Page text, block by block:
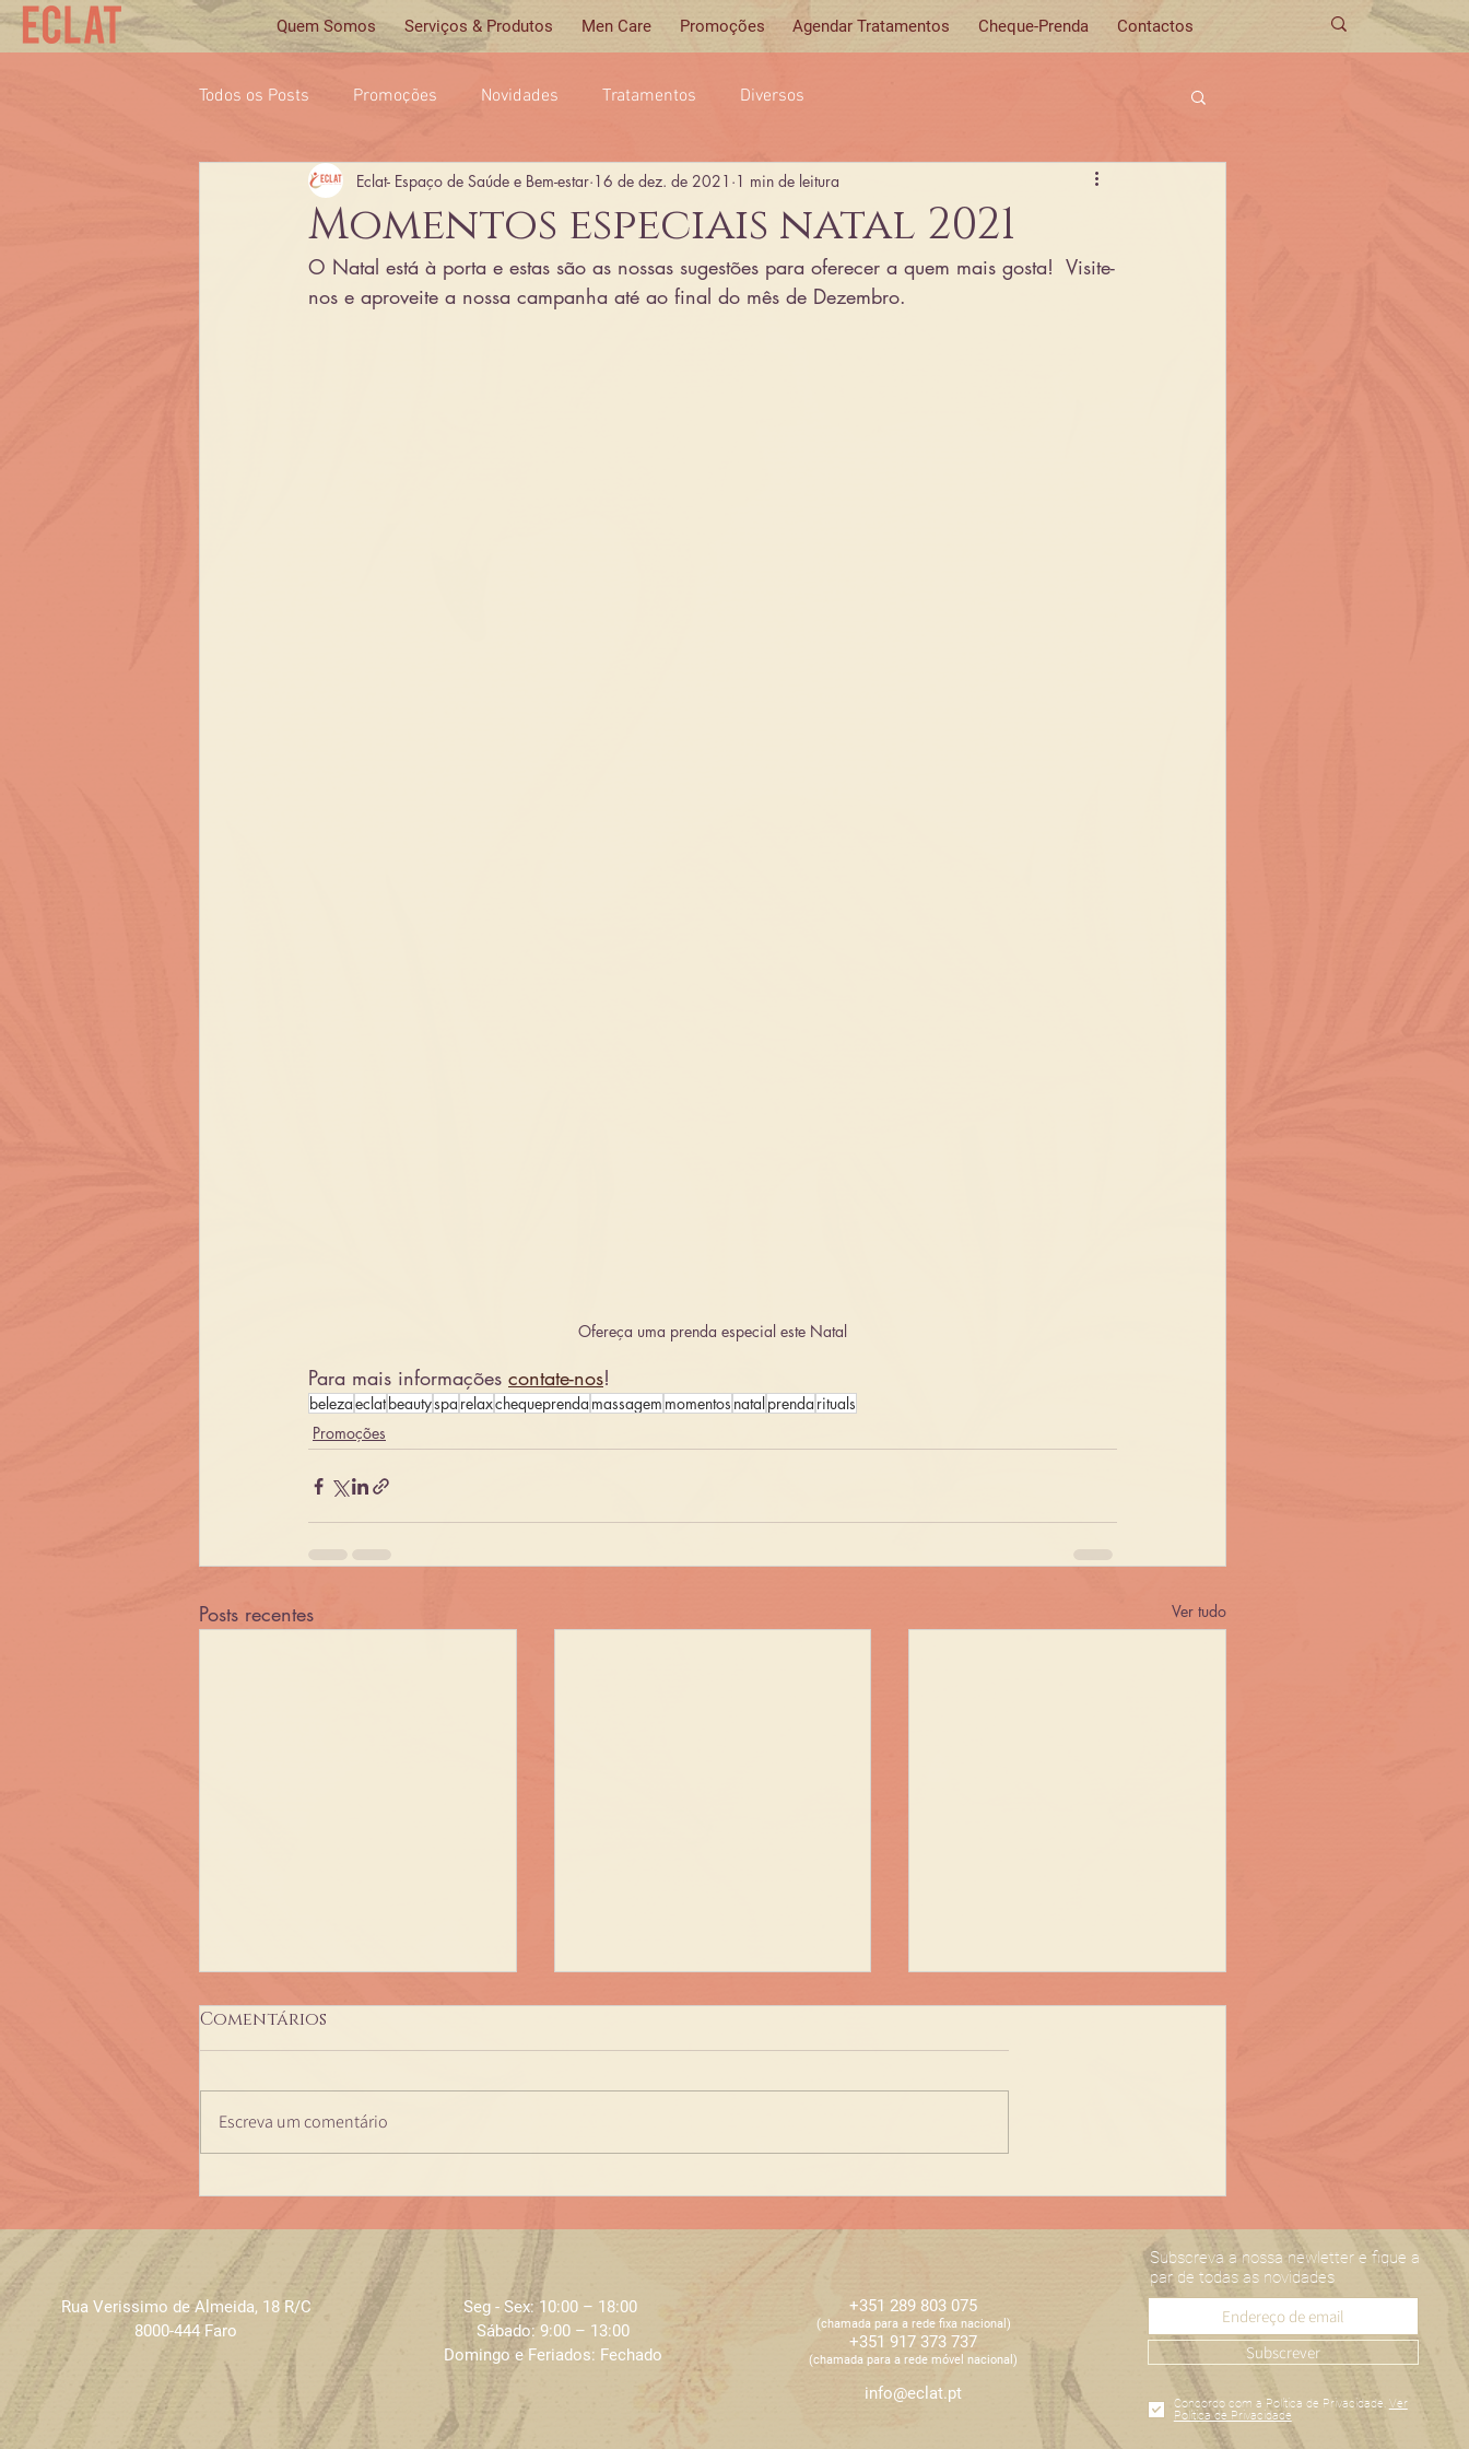
Quem Somos Serviços & Produtos Men Care Promoções Agendar Tratamentos Cheque-Prenda Contactos
Todos os Posts Promoções Novidades Tratamentos Diversos
Momentos especiais natal 2021
Eclat- Espaço de Saúde e Bem-estar 16 de dez. de 2021 1 min de leitura
O Natal está à porta e estas são as nossas sugestões para oferecer a quem mais gosta!  Visite-
nos e aproveite a nossa campanha até ao final do mês de Dezembro.
Ofereça uma prenda especial este Natal
Para mais informações contate-nos!
belezaeclat beautyspa relaxchequeprenda massagem momentos natal prenda rituals
Promoções
Posts recentes Ver tudo
Comentários
Escreva um comentário
Rua Verissimo de Almeida, 18 R/C
8000-444 Faro
Seg - Sex: 10:00 – 18:00 ​​
Sábado: 9:00 – 13:00
Domingo e Feriados: Fechado
+351 289 803 075
​​(chamada para a rede fixa nacional)
+351 917 373 737
​​(chamada para a rede móvel nacional)
info@eclat.pt
Subscreva a nossa newletter e fique a
par de todas as novidades
Subscrever
Concordo com a Política de Privacidade. Ver
Política de Privacidade